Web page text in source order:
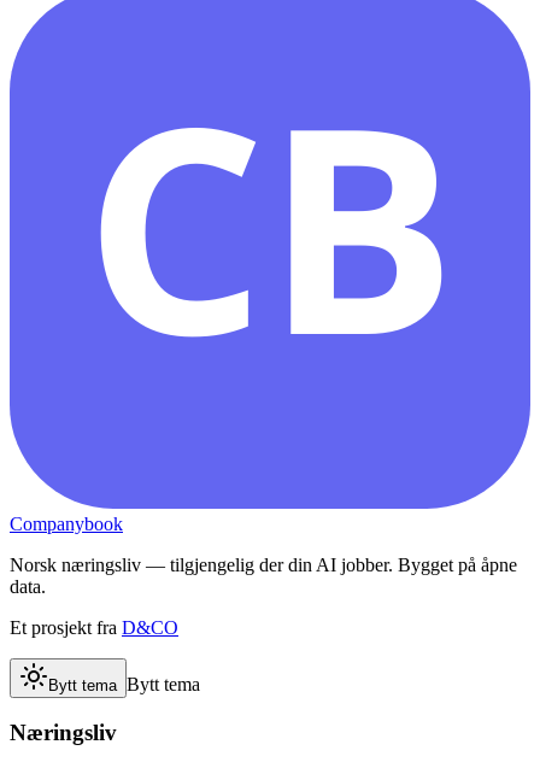
CB
Companybook
Norsk næringsliv — tilgjengelig der din AI jobber. Bygget på åpne
data.
Et prosjekt fra D&CO
Bytt tema Bytt tema
Næringsliv